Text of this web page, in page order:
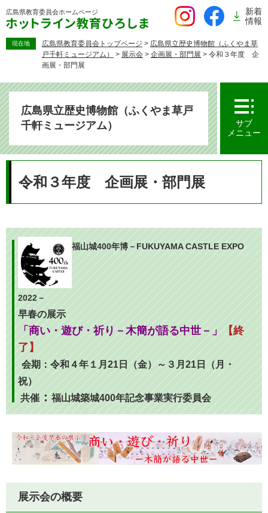
ー
で
す。
広島県教育委員会ホームページ
新着
情報
現在地 広島県教育委員会トップページ > 広島県立歴史博物館（ふくやま草
戸千軒ミュージアム）
> 展示会 > 企画展・部門展 > 令和３年度 企
画展・部門展
広島県立歴史博物館（ふくやま草戸
千軒ミュージアム）
サブ
メニュー
令和３年度 企画展・部門展
福山城400年博－FUKUYAMA CASTLE EXPO
2022－
早春の展示
「商い・遊び・祈り－木簡が語る中世－」
【終
了】
会期：令和４年１月21日（金）～３月21日（月・
祝）
共催 ：福山城築城400年記念事業実行委員会
展示会の概要